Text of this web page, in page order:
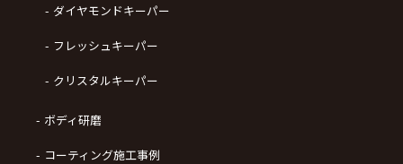
ダイヤモンドキーパー
フレッシュキーパー
クリスタルキーパー
ボディ研磨
コーティング施工事例